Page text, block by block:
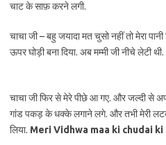
चाट के साफ़ करने लगी.
चाचा जी – बहु जयादा मत चुसो नहीं तो मेरा
ऊपर घोड़ी बना दिया. अब मम्मी जी नीचे लेटी
चाचा जी फिर से मेरे पीछे आ गए. और जल्दी से
गांड पकड़ के धक्के लगाने लगे. और तभी मेरी
लिया. MeriVidhwa maa ki chudai ki